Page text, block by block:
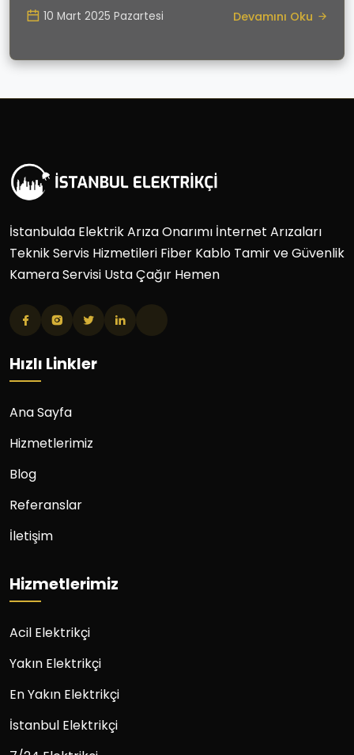
10 Mart 2025 Pazartesi Devamını Oku
İstanbulda Elektrik Arıza Onarımı İnternet Arızaları
Teknik Servis Hizmetileri Fiber Kablo Tamir ve Güvenlik
Kamera Servisi Usta Çağır Hemen
Hızlı Linkler
Ana Sayfa
Hizmetlerimiz
Blog
Referanslar
İletişim
Hizmetlerimiz
Acil Elektrikçi
Yakın Elektrikçi
En Yakın Elektrikçi
İstanbul Elektrikçi